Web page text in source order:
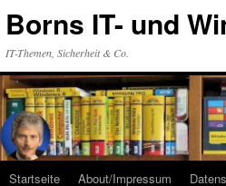
Inhalt
Borns IT- und
IT-Themen, Sicherheit & Co.
Startseite About/Impressum